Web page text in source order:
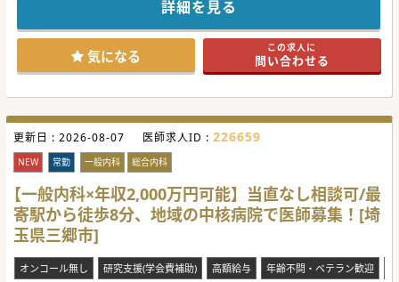
大手グループならではの充実した福利厚生も魅力的です。
ご興味をお持ちの方は、まずはお気軽にお問合せください。
#秋入職可
詳細を見る
気になる この求人に
問い合わせる
更新日 : 2026-08-07 医師求人ID : 226659
NEW 常勤 一般内科 総合内科
【一般内科×年収2,000万円可能】当直なし相談可/最
寄駅から徒歩8分、地域の中核病院で医師募集！[埼
玉県三郷市]
オンコール無し 研究支援(学会費補助) 高額給与 年齢不問・ベテラン歓迎